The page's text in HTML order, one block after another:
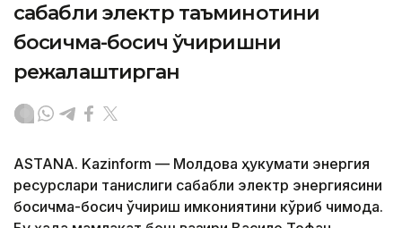
сабабли электр таъминотини
босқичма-босқич ўчиришни
режалаштирган
ASTANA. Kazinform — Молдова ҳукумати энергия
ресурслари танқислиги сабабли электр энергиясини
босқичма-босқич ўчириш имкониятини кўриб чиқмоқда.